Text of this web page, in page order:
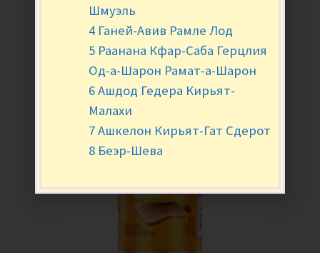
Шмуэль
4 Ганей-Авив Рамле Лод
5 Раанана Кфар-Саба Герцлия
Од-а-Шарон Рамат-а-Шарон
6 Ашдод Гедера Кирьят-
Малахи
7 Ашкелон Кирьят-Гат Сдерот
8 Беэр-Шева